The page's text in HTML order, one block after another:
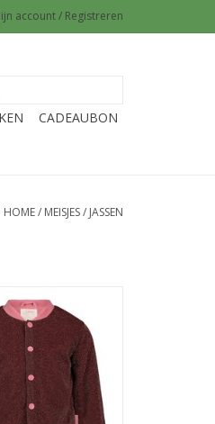
account / Registreren
CADEAUBON
HOME/ MEISJES/ JASSEN
AAN WINKELWAGEN